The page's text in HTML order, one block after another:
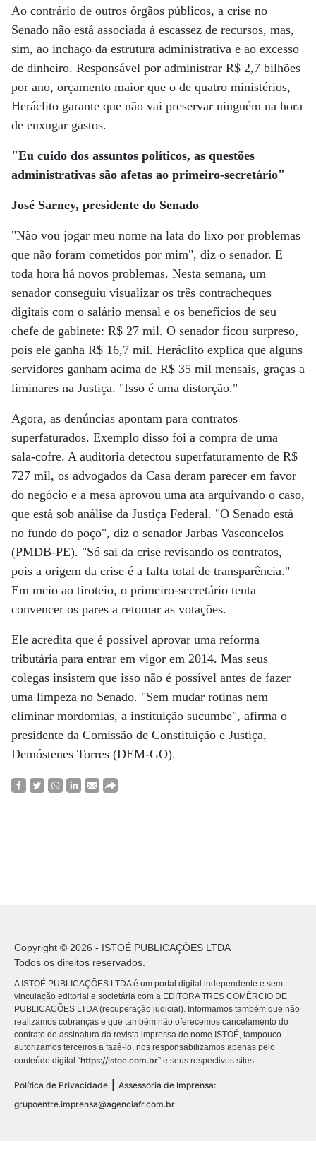
Ao contrário de outros órgãos públicos, a crise no
Senado não está associada à escassez de recursos, mas,
sim, ao inchaço da estrutura administrativa e ao excesso
de dinheiro. Responsável por administrar R$ 2,7 bilhões
por ano, orçamento maior que o de quatro ministérios,
Heráclito garante que não vai preservar ninguém na hora
de enxugar gastos.
"Eu cuido dos assuntos políticos, as questões
administrativas são afetas ao primeiro-secretário"
José Sarney, presidente do Senado
"Não vou jogar meu nome na lata do lixo por problemas
que não foram cometidos por mim", diz o senador. E
toda hora há novos problemas. Nesta semana, um
senador conseguiu visualizar os três contracheques
digitais com o salário mensal e os benefícios de seu
chefe de gabinete: R$ 27 mil. O senador ficou surpreso,
pois ele ganha R$ 16,7 mil. Heráclito explica que alguns
servidores ganham acima de R$ 35 mil mensais, graças a
liminares na Justiça. "Isso é uma distorção."
Agora, as denúncias apontam para contratos
superfaturados. Exemplo disso foi a compra de uma
sala-cofre. A auditoria detectou superfaturamento de R$
727 mil, os advogados da Casa deram parecer em favor
do negócio e a mesa aprovou uma ata arquivando o caso,
que está sob análise da Justiça Federal. "O Senado está
no fundo do poço", diz o senador Jarbas Vasconcelos
(PMDB-PE). "Só sai da crise revisando os contratos,
pois a origem da crise é a falta total de transparência."
Em meio ao tiroteio, o primeiro-secretário tenta
convencer os pares a retomar as votações.
Ele acredita que é possível aprovar uma reforma
tributária para entrar em vigor em 2014. Mas seus
colegas insistem que isso não é possível antes de fazer
uma limpeza no Senado. "Sem mudar rotinas nem
eliminar mordomias, a instituição sucumbe", afirma o
presidente da Comissão de Constituição e Justiça,
Demóstenes Torres (DEM-GO).
Copyright © 2026 - ISTOÉ PUBLICAÇÕES LTDA
Todos os direitos reservados.
A ISTOÉ PUBLICAÇÕES LTDA é um portal digital independente e sem
vinculação editorial e societária com a EDITORA TRES COMÉRCIO DE
PUBLICACÕES LTDA (recuperação judicial). Informamos também que não
realizamos cobranças e que também não oferecemos cancelamento do
contrato de assinatura da revista impressa de nome ISTOÉ, tampouco
autorizamos terceiros a fazê-lo, nos responsabilizamos apenas pelo
conteúdo digital “https://istoe.com.br” e seus respectivos sites.
Política de Privacidade
Assessoria de Imprensa:
grupoentre.imprensa@agenciafr.com.br